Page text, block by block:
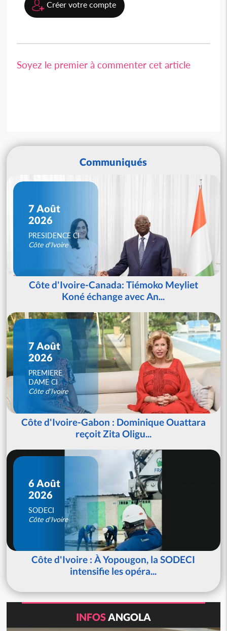
Créer votre compte
Soyez le premier à commenter cet article
Communiqués
7 Août
2026
PRESIDENCE CI
Côte d'Ivoire
Côte d'Ivoire-Canada: Tiémoko Meyliet
Koné échange avec An...
7 Août
2026
PREMIERE
DAME CI
Côte d'Ivoire
Côte d'Ivoire-Gabon : Dominique Ouattara
reçoit Zita Oligu...
6 Août
2026
SODECI
Côte d'Ivoire
Côte d'Ivoire : À Yopougon, la SODECI
intensifie les opéra...
INFOSANGOLA